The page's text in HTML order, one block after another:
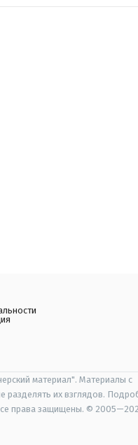
материал". Материалы с
разделять их взглядов.
права защищены. ©